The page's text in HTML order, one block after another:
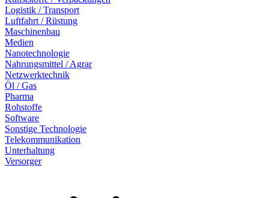
Logistik / Transport
Luftfahrt / Rüstung
Maschinenbau
Medien
Nanotechnologie
Nahrungsmittel / Agrar
Netzwerktechnik
Öl / Gas
Pharma
Rohstoffe
Software
Sonstige Technologie
Telekommunikation
Unterhaltung
Versorger